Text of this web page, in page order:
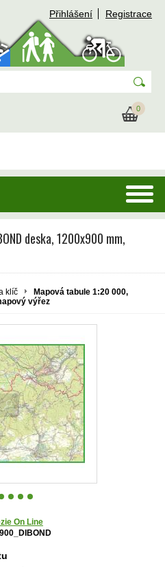
Přihlášení Registrace
0
deska, 1200x900 mm,
klíč
Mapová tabule 1:20 000,
výřez
On Line